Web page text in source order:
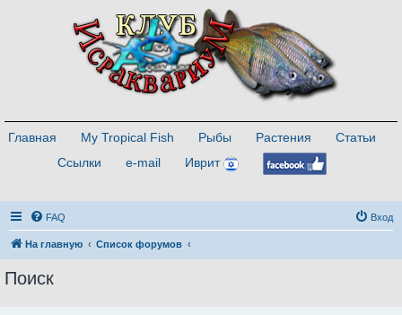
Главная My Tropical Fish Рыбы Растения
Статьи
Ссылки
e-mail Иврит
FAQ Вход
На главную Список форумов
Поиск